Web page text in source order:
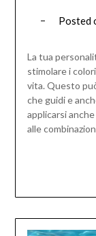
Posted
La tua
stimolare i
vita. Questo
che guidi e
applicarsi
alle